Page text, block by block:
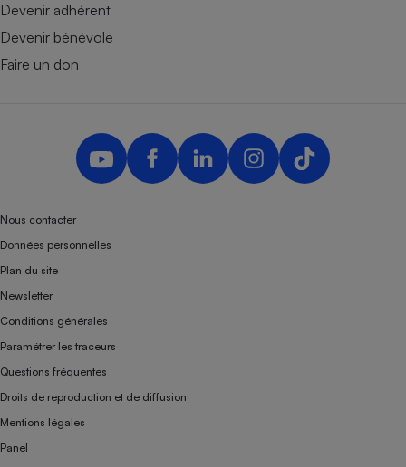
Devenir adhérent
Devenir bénévole
Faire un don
Nous contacter
Données personnelles
Plan du site
Newsletter
Conditions générales
Paramétrer les traceurs
Questions fréquentes
Droits de reproduction et de diffusion
Mentions légales
Panel